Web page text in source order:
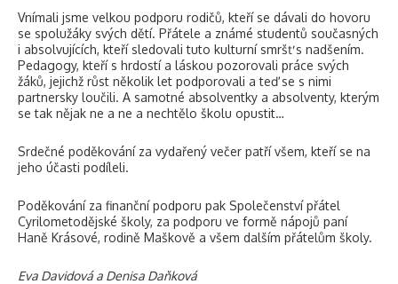
Vnímali jsme velkou podporu rodičů, kteří se dávali do hovoru
se spolužáky svých dětí. Přátele a známé studentů současných
i absolvujících, kteří sledovali tuto kulturní smršť s nadšením.
Pedagogy, kteří s hrdostí a láskou pozorovali práce svých
žáků, jejichž růst několik let podporovali a teď se s nimi
partnersky loučili. A samotné absolventky a absolventy, kterým
se tak nějak ne a ne a nechtělo školu opustit…
Srdečné poděkování za vydařený večer patří všem, kteří se na
jeho účasti podíleli.
Poděkování za finanční podporu pak Společenství přátel
Cyrilometodějské školy, za podporu ve formě nápojů paní
Haně Krásové, rodině Maškově a všem dalším přátelům školy.
Eva Davidová a Denisa Daňková